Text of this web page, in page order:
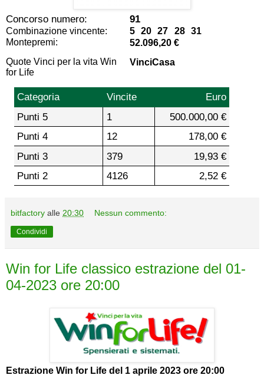
Concorso numero: 91
Combinazione vincente:
5 20 27 28 31
Montepremi:
52.096,20 €
Quote Vinci per la vita Win
for Life
VinciCasa
Categoria Vincite
Euro
Punti 5
1
500.000,00 €
Punti 4
12
178,00 €
Punti 3
379
19,93 €
Punti 2
4126 2,52 €
bitfactory alle 20:30 Nessun commento:
Condividi
Win for Life classico estrazione del 01-
04-2023 ore 20:00
Estrazione Win for Life del 1 aprile 2023 ore 20:00